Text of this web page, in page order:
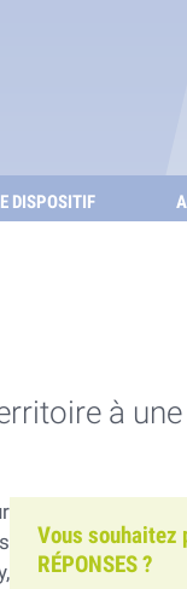
DISPOSITIF
à
Vous souhaitez
RÉPONSES ?